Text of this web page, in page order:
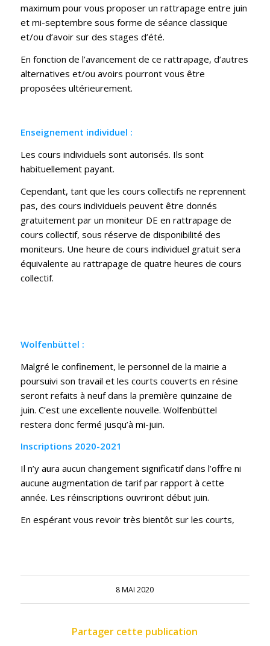
maximum pour vous proposer un rattrapage entre juin
et mi-septembre sous forme de séance classique
et/ou d’avoir sur des stages d’été.
En fonction de l’avancement de ce rattrapage, d’autres
alternatives et/ou avoirs pourront vous être
proposées ultérieurement.
Enseignement individuel :
Les cours individuels sont autorisés. Ils sont
habituellement payant.
Cependant, tant que les cours collectifs ne reprennent
pas, des cours individuels peuvent être donnés
gratuitement par un moniteur DE en rattrapage de
cours collectif, sous réserve de disponibilité des
moniteurs. Une heure de cours individuel gratuit sera
équivalente au rattrapage de quatre heures de cours
collectif.
Wolfenbüttel :
Malgré le confinement, le personnel de la mairie a
poursuivi son travail et les courts couverts en résine
seront refaits à neuf dans la première quinzaine de
juin. C’est une excellente nouvelle. Wolfenbüttel
restera donc fermé jusqu’à mi-juin.
Inscriptions 2020-2021
Il n’y aura aucun changement significatif dans l’offre ni
aucune augmentation de tarif par rapport à cette
année. Les réinscriptions ouvriront début juin.
En espérant vous revoir très bientôt sur les courts,
8 MAI 2020
Partager cette publication